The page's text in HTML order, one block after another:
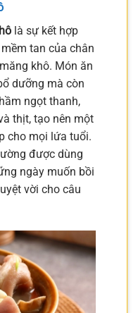
là sự kết hợp
tan của chân
khô. Món ăn
dưỡng mà còn
ngọt thanh,
thịt, tạo nên một
cho mọi lứa tuổi.
được dùng
ngày muốn bồi
vời cho câu